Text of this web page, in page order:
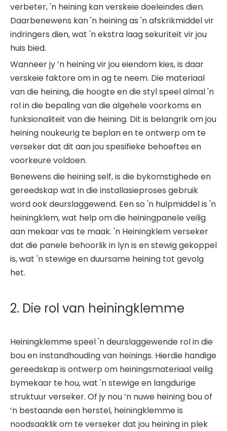
verbeter, 'n heining kan verskeie doeleindes dien.
Daarbenewens kan 'n heining as 'n afskrikmiddel vir
indringers dien, wat 'n ekstra laag sekuriteit vir jou
huis bied.
Wanneer jy ’n heining vir jou eiendom kies, is daar
verskeie faktore om in ag te neem. Die materiaal
van die heining, die hoogte en die styl speel almal 'n
rol in die bepaling van die algehele voorkoms en
funksionaliteit van die heining. Dit is belangrik om jou
heining noukeurig te beplan en te ontwerp om te
verseker dat dit aan jou spesifieke behoeftes en
voorkeure voldoen.
Benewens die heining self, is die bykomstighede en
gereedskap wat in die installasieproses gebruik
word ook deurslaggewend. Een so 'n hulpmiddel is 'n
heiningklem, wat help om die heiningpanele veilig
aan mekaar vas te maak. 'n Heiningklem verseker
dat die panele behoorlik in lyn is en stewig gekoppel
is, wat 'n stewige en duursame heining tot gevolg
het.
2. Die rol van heiningklemme
Heiningklemme speel 'n deurslaggewende rol in die
bou en instandhouding van heinings. Hierdie handige
gereedskap is ontwerp om heiningsmateriaal veilig
bymekaar te hou, wat 'n stewige en langdurige
struktuur verseker. Of jy nou ’n nuwe heining bou of
’n bestaande een herstel, heiningklemme is
noodsaaklik om te verseker dat jou heining in plek